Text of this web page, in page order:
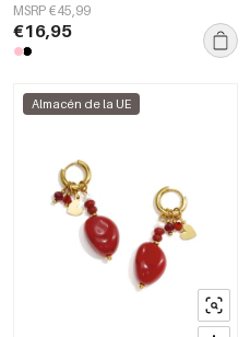
MSRP €45,99
€16,95
Almacén de la UE